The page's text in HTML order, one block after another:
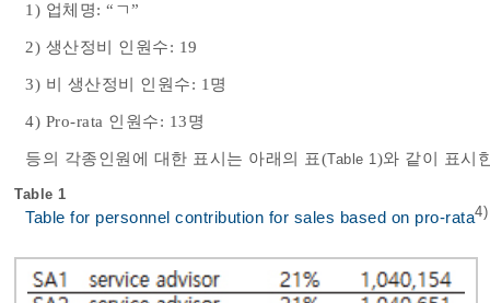
1) 업체명: “ㄱ”
2) 생산정비 인원수: 19
3) 비 생산정비 인원수: 1명
4) Pro-rata 인원수: 13명
등의 각종인원에 대한 표시는 아래의 표(Table 1)와 같이 표시
Table 1
Table for personnel contribution for sales based on pro-rata4)